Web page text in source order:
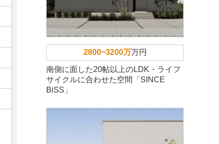
2800~3200万万円
南側に面した20帖以上のLDK・ライフ
サイクルに合わせた空間「SINCE
BiSS」